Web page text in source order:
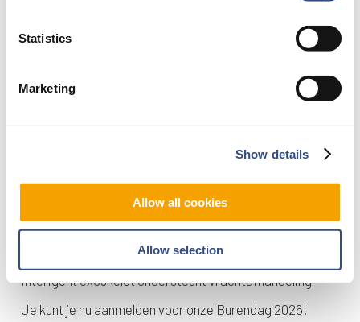
Statistics
Marketing
Show details
Allow all cookies
Allow selection
Recente berichten
Trainingsvlucht 4 augustus
Nieuwe AI-primeur voor Maastricht Aachen Airport:
intelligent exoskelet ondersteunt vrachtafhandeling
Je kunt je nu aanmelden voor onze Burendag 2026!